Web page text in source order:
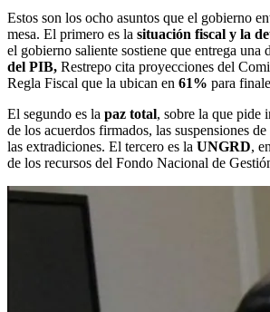
Estos son los ocho asuntos que el gobierno
mesa. El primero es la situación fiscal y la
el gobierno saliente sostiene que entrega una
del PIB, Restrepo cita proyecciones del
Regla Fiscal que la ubican en 61% para
El segundo es la paz total, sobre la que pide
de los acuerdos firmados, las suspensiones
las extradiciones. El tercero es la UNGRD,
de los recursos del Fondo Nacional de